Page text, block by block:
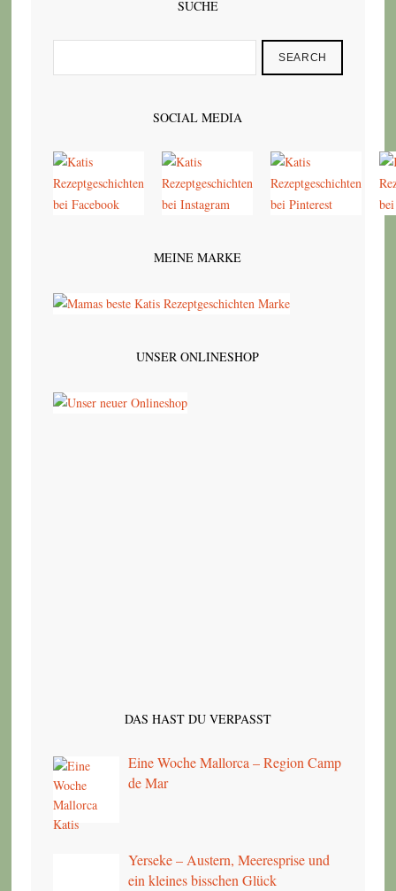
SUCHE
SEARCH
SOCIAL MEDIA
MEINE MARKE
UNSER ONLINESHOP
DAS HAST DU VERPASST
Eine Woche Mallorca – Region Camp
de Mar
Yerseke – Austern, Meeresprise und
ein kleines bisschen Glück